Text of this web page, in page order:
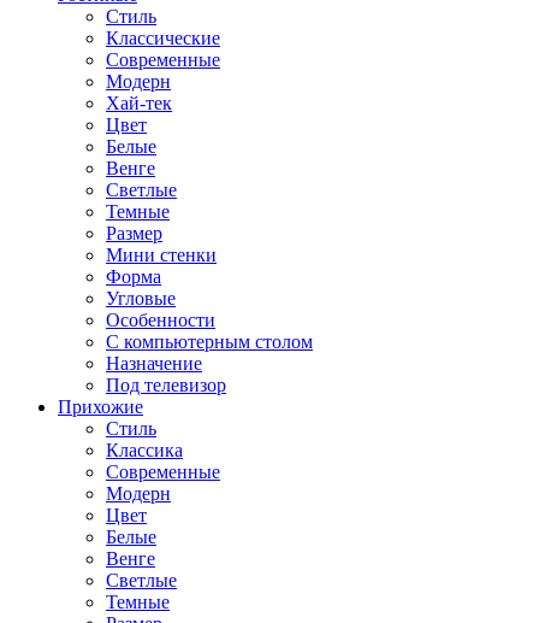
Стиль
Классические
Современные
Модерн
Хай-тек
Цвет
Белые
Венге
Светлые
Темные
Размер
Мини стенки
Форма
Угловые
Особенности
С компьютерным столом
Назначение
Под телевизор
Прихожие
Стиль
Классика
Современные
Модерн
Цвет
Белые
Венге
Светлые
Темные